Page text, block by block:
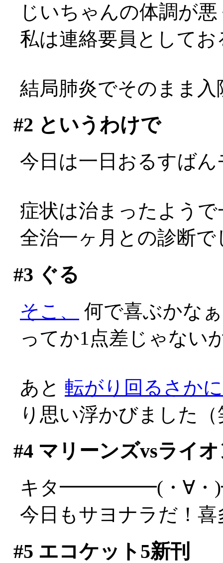
じいちゃんの体調が
私は連絡要員として
結局肺炎でそのまま入
#2 というわけで
今日は一日おるすばん
症状は治まったようで
全治一ヶ月との診断で
#3 ぐる
そこ、
何で喜ぶかな
ってか1点差じゃない
あと 転がり回るさか
り思い浮かびました（
#4マリーンズvsライ
キタ━━━━━(・∀
今日もサヨナラだ！
#5 エコケット5新刊